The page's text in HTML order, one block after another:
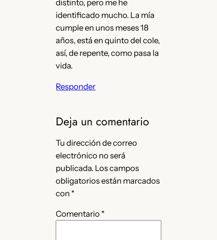
distinto, pero me he
identificado mucho. La mía
cumple en unos meses 18
años, está en quinto del cole,
así, de repente, como pasa la
vida.
Responder
Deja un comentario
Tu dirección de correo
electrónico no será
publicada. Los campos
obligatorios están marcados
con *
Comentario *